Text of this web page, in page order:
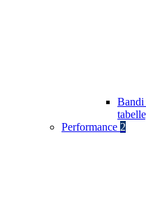
Bandi
Performance 2